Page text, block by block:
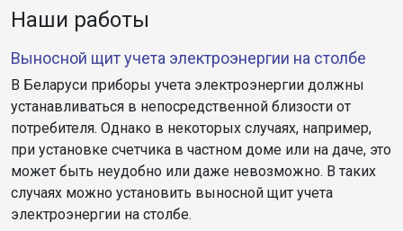
Наши работы
Выносной щит учета электроэнергии на столбе
В Беларуси приборы учета электроэнергии должны
устанавливаться в непосредственной близости от
потребителя. Однако в некоторых случаях, например,
при установке счетчика в частном доме или на даче, это
может быть неудобно или даже невозможно. В таких
случаях можно установить выносной щит учета
электроэнергии на столбе.